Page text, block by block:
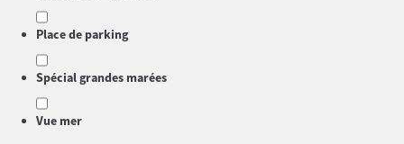
Place de parking
Spécial grandes marées
Vue mer